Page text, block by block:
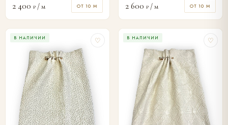
2 400 ₽ / м ОТ 10 М 2 600 ₽ / м ОТ 10 М
В НАЛИЧИИ ♡ В НАЛИЧИИ ♡